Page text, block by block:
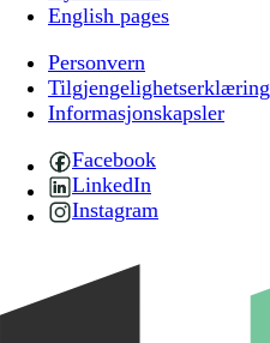
English pages
Personvern
Tilgjengelighetserklæring
Informasjonskapsler
Facebook
LinkedIn
Instagram